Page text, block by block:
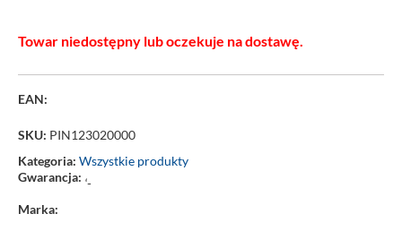
Towar niedostępny lub oczekuje na dostawę.
EAN:
SKU: PIN123020000
Kategoria: Wszystkie produkty
Gwarancja: ‘-
Marka: